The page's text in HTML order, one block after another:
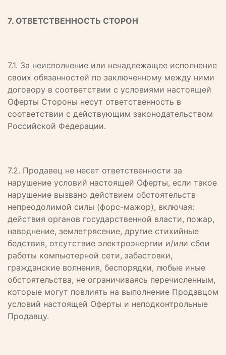
7. ОТВЕТСТВЕННОСТЬ СТОРОН
7.1. 3а неисполнение или ненадлежащее исполнение
своих обязанностей по заключенному между ними
договору в соответствии с условиями настоящей
Оферты Стороны несут ответственность в
соответствии с действующим законодательством
Российской Федерации.
7.2. Продавец не несет ответственности за
нарушение условий настоящей Оферты, если такое
нарушение вызвано действием обстоятельств
непреодолимой силы (форс-мажор), включая:
действия органов государственной власти, пожар,
наводнение, землетрясение, другие стихийные
бедствия, отсутствие электроэнергии и/или сбои
работы компьютерной сети, забастовки,
гражданские волнения, беспорядки, любые иные
обстоятельства, не ограничиваясь перечисленным,
которые могут повлиять на выполнение Продавцом
условий настоящей Оферты и неподконтрольные
Продавцу.